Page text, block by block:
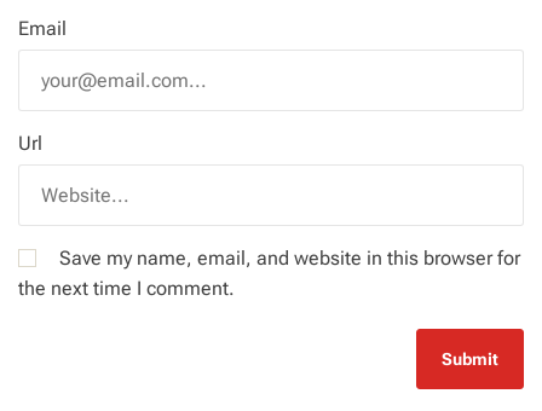
Email
Url
Save my name, email, and website in this browser for
the next time I comment.